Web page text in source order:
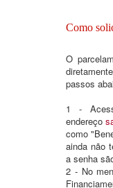
Como
O
passos
1 -
endereço
como
ainda não
a senha
2 - No